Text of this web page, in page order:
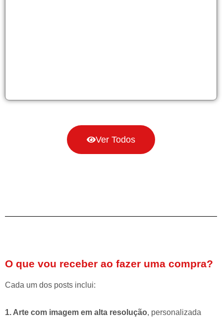
Ver Todos
O que vou receber ao fazer uma compra?
Cada um dos posts inclui:
1. Arte com imagem em alta resolução, personalizada